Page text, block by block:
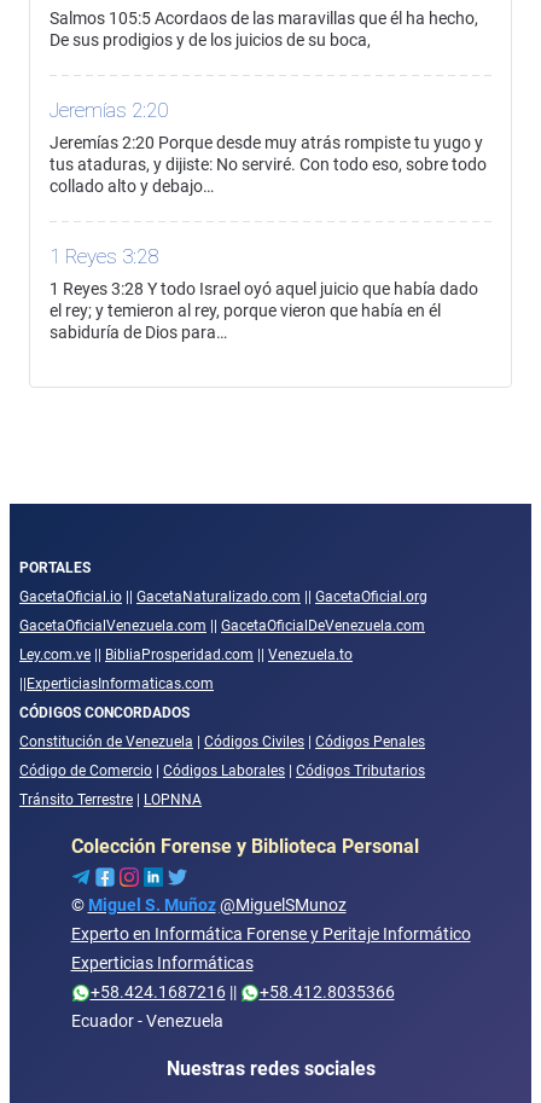
Salmos 105:5 Acordaos de las maravillas que él ha hecho,
De sus prodigios y de los juicios de su boca,
Jeremías 2:20
Jeremías 2:20 Porque desde muy atrás rompiste tu yugo y
tus ataduras, y dijiste: No serviré. Con todo eso, sobre todo
collado alto y debajo…
1 Reyes 3:28
1 Reyes 3:28 Y todo Israel oyó aquel juicio que había dado
el rey; y temieron al rey, porque vieron que había en él
sabiduría de Dios para…
PORTALES
GacetaOficial.io
GacetaNaturalizado.com
GacetaOficial.org
GacetaOficialVenezuela.com
GacetaOficialDeVenezuela.com
Ley.com.ve
BibliaProsperidad.com
Venezuela.to
ExperticiasInformaticas.com
CÓDIGOS CONCORDADOS
Constitución de Venezuela
Códigos Civiles
Códigos Penales
Código de Comercio
Códigos Laborales
Códigos Tributarios
Tránsito Terrestre
LOPNNA
Colección Forense y Biblioteca Personal
© Miguel S. Muñoz @MiguelSMunoz
Experto en Informática Forense y Peritaje Informático
Experticias Informáticas
+58.424.1687216||
+58.412.8035366
Ecuador - Venezuela
Nuestras redes sociales